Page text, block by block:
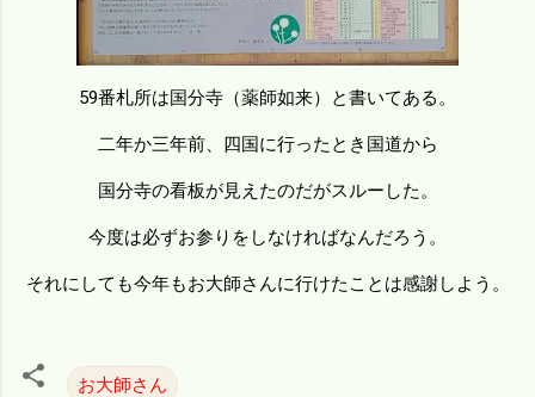
59番札所は国分寺（薬師如来）と書いてある。
二年か三年前、四国に行ったとき国道から
国分寺の看板が見えたのだがスルーした。
今度は必ずお参りをしなければなんだろう。
それにしても今年もお大師さんに行けたことは感謝しよう。
お大師さん